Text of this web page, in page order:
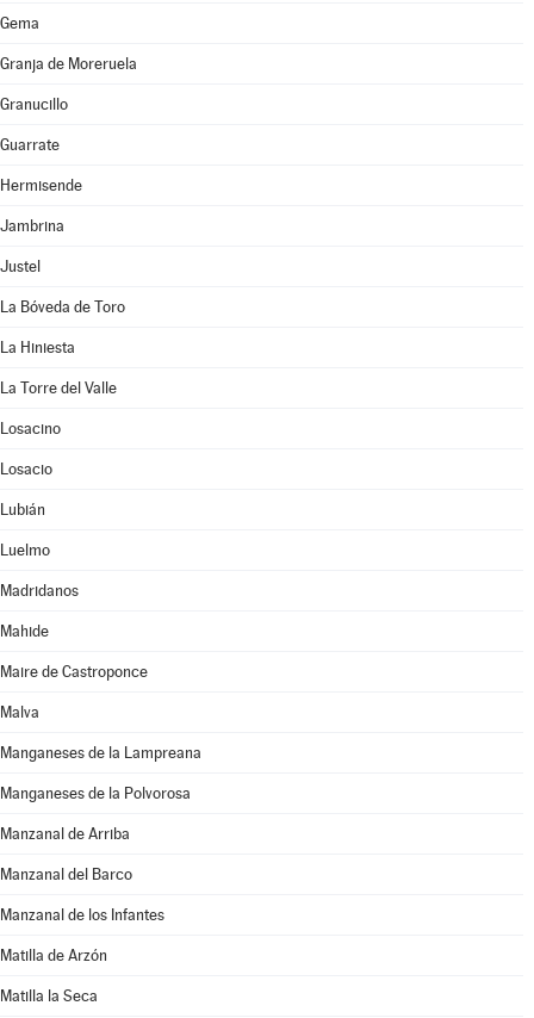
Gema
Granja de Moreruela
Granucillo
Guarrate
Hermisende
Jambrina
Justel
La Bóveda de Toro
La Hiniesta
La Torre del Valle
Losacino
Losacio
Lubián
Luelmo
Madridanos
Mahide
Maire de Castroponce
Malva
Manganeses de la Lampreana
Manganeses de la Polvorosa
Manzanal de Arriba
Manzanal del Barco
Manzanal de los Infantes
Matilla de Arzón
Matilla la Seca